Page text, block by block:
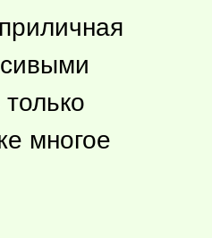
многое